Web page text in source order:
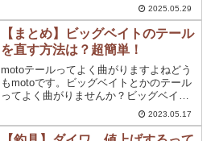
ゴールデンタイムとなることがあるので
す。この記事では、なぜ雨の日が「めち
ゃくちゃ釣れる日」になり...
2025.05.29
【まとめ】ビッグベイトのテール
を直す方法は？超簡単！
motoテールってよく曲がりますよねどう
もmotoです。ビッグベイトとかのテール
ってよく曲がりませんか？ビッグベイト
の艶かしい動きを演出するには重要な役
目になっているのが、テール部分になり
ますよね。でも、テールって結構曲がっ
2023.05.17